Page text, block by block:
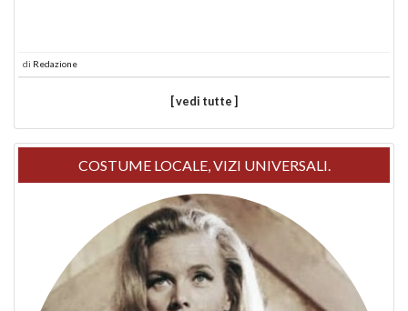
di Redazione
[ vedi tutte ]
COSTUME LOCALE, VIZI UNIVERSALI.